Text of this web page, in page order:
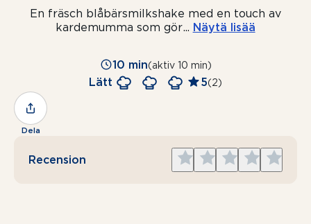
En fräsch blåbärsmilkshake med en touch av
kardemumma som gör... Näytä lisää
10 min(aktiv 10 min)
Lätt 5(2)
Dela
Recension
Give
5
Give
4
Give
3
Give
2
Give
1